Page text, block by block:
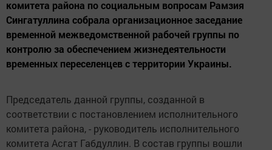
комитета района по социальным вопросам Рамзия
Сингатуллина собрала организационное заседание
временной межведомственной рабочей группы по
контролю за обеспечением жизнедеятельности
временных переселенцев с территории Украины.
Председатель данной группы, созданной в
соответствии с постановлением исполнительного
комитета района, - руководитель исполнительного
комитета Асгат Габдуллин. В состав группы вошли